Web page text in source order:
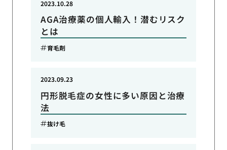
AGA治療薬の個人輸入！潜むリスク
とは
2023.10.28
育毛剤
円形脱毛症の女性に多い原因と治療
法
2023.09.23
抜け毛